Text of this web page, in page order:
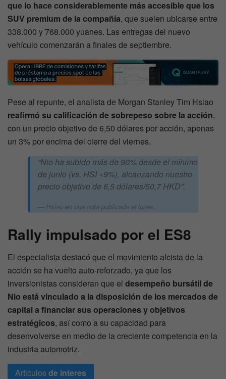
que lo hace considerablemente más accesible que los
SUV premium de la compañía, que suelen ubicarse entre
338.000 y 768.000 yuanes. Las entregas del nuevo
vehículo comenzarán a finales de septiembre.
Pese al repunte, el analista de Morgan Stanley Tim Hsiao
reafirmó su calificación de sobrepeso sobre la acción,
con un precio objetivo de 6,50 dólares por acción, apenas
un 3% por encima del cierre del viernes.
“Nio ha subido más de 90% desde el mínimo
de junio (vs. HSI +9%), alcanzando nuestro
precio objetivo de 6,5 dólares/50,7 HKD”.
Hsiao en una nota publicada el lunes.
Rally impulsado por el ES8
El especialista destacó que el movimiento alcista de la
acción se ha vuelto auto-reforzado, ya que los
inversionistas consideran que el desempeño bursátil de
Nio está vinculado a la disposición de los mercados de
capital a financiar sus operaciones y objetivos
estratégicos, así como a su capacidad para
desenvolverse en medio de la creciente competencia en la
industria automotriz.
Articulosde interes